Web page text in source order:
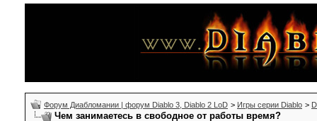
Форум Диабломании | форум Diablo 3, Diablo 2 LoD > Игры серии Diablo >
Чем занимаетесь в свободное от работы время?